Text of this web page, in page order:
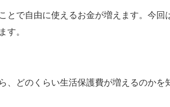
とで自由に使えるお金が増えます。今回
す。
、どのくらい生活保護費が増えるのかを